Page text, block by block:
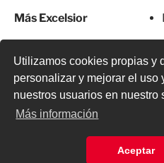
Utilizamos cookies propias y
personalizar y mejorar el uso
nuestros usuarios en nuestro
Más información
Aceptar
Más Excelsior
© 2026 Todos los derechos
o parcial, incluyendo